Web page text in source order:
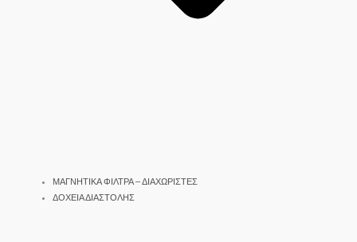
ΜΑΓΝΗΤΙΚΑ ΦΙΛΤΡΑ – ΔΙΑΧΩΡΙΣΤΕΣ
ΔΟΧΕΙΑ ΔΙΑΣΤΟΛΗΣ